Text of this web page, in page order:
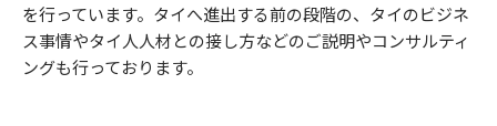
を行っています。タイへ進出する前の段階の、タイのビジネ
ス事情やタイ人人材との接し方などのご説明やコンサルティ
ングも行っております。